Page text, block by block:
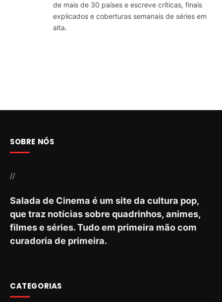
de mais de 30 países e escreve críticas, finais
explicados e coberturas semanais de séries em
alta.
SOBRE NÓS
//
Salada de Cinema é um site da cultura pop,
que traz notícias sobre quadrinhos, animes,
filmes e séries. Tudo em primeira mão com
curadoria de primeira.
CATEGORIAS